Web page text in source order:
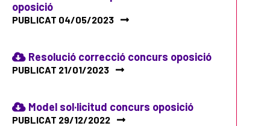
oposició
PUBLICAT 04/05/2023
Resolució correcció concurs oposició
PUBLICAT 21/01/2023
Model sol·licitud concurs oposició
PUBLICAT 29/12/2022